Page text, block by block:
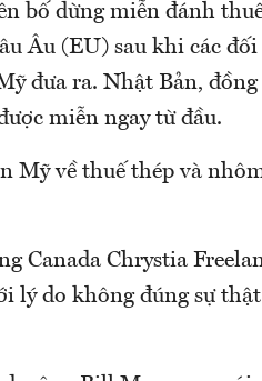
bố dừng miễn đánh
Âu (EU) sau khi các
đưa ra. Nhật Bản,
miễn ngay từ đầu.
Mỹ về thuế thép và
Canada Chrystia
lý do không đúng sự